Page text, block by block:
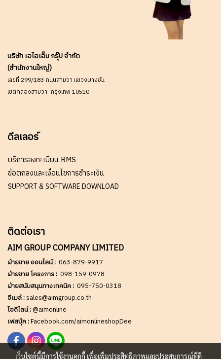
บริษัท เอไอเอ็ม กรุ๊ป จำกัด
(สำนักงานใหญ่)
เลขที่ 299/183 ถนนสามวา แขวงบางชัน
เขตคลองสามวา กรุงเทพ 10510
ดีลเลอร์
บริการลงทะเบียน RMS
ข้อตกลงและเงื่อนไขการชำระเงิน
SUPPORT & SOFTWARE DOWNLOAD
ติดต่อเรา
AIM GROUP COMPANY LIMITED
ฝ่ายขาย ออนไลน์ : 063-879-9917
ฝ่ายขาย โครงการ : 098-159-0978
ฝ่ายสนับสนุนทางเทคนิค : 095-750-0318
อีเมล์ :sales@aimgroup.co.th
ไอดีไลน์ :@aimonline
เฟสบุ๊ค :Facebook.com/aimonlineshopDee
เว็บไซต์นี้มีการใช้งานคุกกี้ เพื่อเพิ่มประสิทธิภาพและประสบการณ์ที่ดี